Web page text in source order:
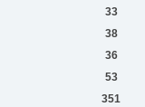
33
38
36
53
351